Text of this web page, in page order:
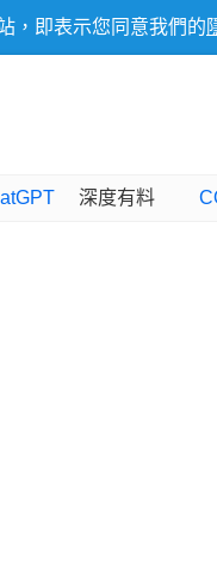
，即表示您同意我們的
深度有料